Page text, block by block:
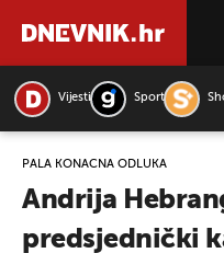
Vijesti Sport
PALA KONAČNA ODLUKA
Andrija
predsjednički
PRETRAŽITE VIJESTI